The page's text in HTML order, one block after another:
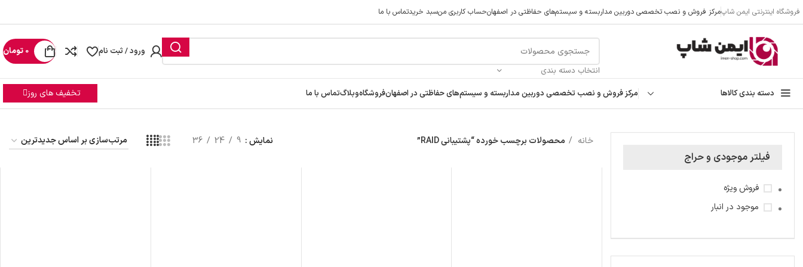
فروشگاه اینترنتی ایمن شاپمرکز فروش و نصب تخصصی دوربین مداربسته و سیستم‌های حفاظتی در اصفهانحساب کاربری منسبد خریدتماس با ما
انتخاب دسته بندی
ورود / ثبت نام 0 تومان
دسته بندی کالاها مرکز فروش و نصب تخصصی دوربین مداربسته و سیستم‌های حفاظتی در اصفهانفروشگاهوبلاگتماس با ما تخفیف های روز
فیلتر موجودی و حراج
فروش ویژه
موجود در انبار
خانه محصولات برچسب خورده “پشتیبانی RAID” نمایش 9
24
36
تمامی تخفیفات و قیمت های ایمن شاپ به روز می باشد وبا خیال راحت خرید کنید در صورت مشکل حتما با پشتیبانی فروشگاه تماس بگیرید